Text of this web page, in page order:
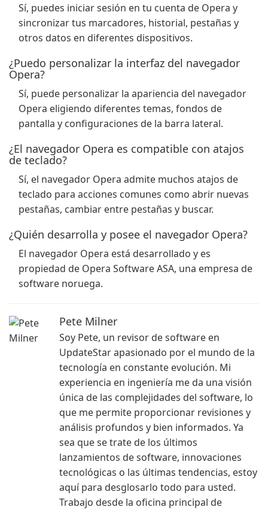
Sí, puedes iniciar sesión en tu cuenta de Opera y
sincronizar tus marcadores, historial, pestañas y
otros datos en diferentes dispositivos.
¿Puedo personalizar la interfaz del navegador
Opera?
Sí, puede personalizar la apariencia del navegador
Opera eligiendo diferentes temas, fondos de
pantalla y configuraciones de la barra lateral.
¿El navegador Opera es compatible con atajos
de teclado?
Sí, el navegador Opera admite muchos atajos de
teclado para acciones comunes como abrir nuevas
pestañas, cambiar entre pestañas y buscar.
¿Quién desarrolla y posee el navegador Opera?
El navegador Opera está desarrollado y es
propiedad de Opera Software ASA, una empresa de
software noruega.
Pete Milner
Soy Pete, un revisor de software en
UpdateStar apasionado por el mundo de la
tecnología en constante evolución. Mi
experiencia en ingeniería me da una visión
única de las complejidades del software, lo
que me permite proporcionar revisiones y
análisis profundos y bien informados. Ya
sea que se trate de los últimos
lanzamientos de software, innovaciones
tecnológicas o las últimas tendencias, estoy
aquí para desglosarlo todo para usted.
Trabajo desde la oficina principal de